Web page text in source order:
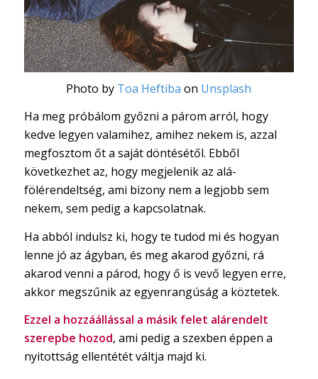
Photo by Toa Heftiba on Unsplash
Ha meg próbálom győzni a párom arról, hogy
kedve legyen valamihez, amihez nekem is, azzal
megfosztom őt a saját döntésétől. Ebből
következhet az, hogy megjelenik az alá-
fölérendeltség, ami bizony nem a legjobb sem
nekem, sem pedig a kapcsolatnak.
Ha abból indulsz ki, hogy te tudod mi és hogyan
lenne jó az ágyban, és meg akarod győzni, rá
akarod venni a párod, hogy ő is vevő legyen erre,
akkor megszűnik az egyenrangúság a köztetek.
Ezzel a hozzáállással a másik felet alárendelt
szerepbe hozod, ami pedig a szexben éppen a
nyitottság ellentétét váltja majd ki.